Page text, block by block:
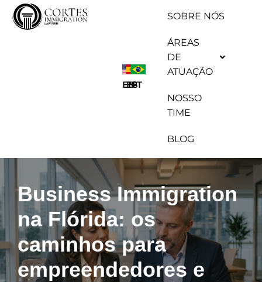
Pular
SOBRE NÓS
ÁREAS
DE
ATUAÇÃO
NOSSO
TIME
BLOG
EN
ESPT
Business Immigration
na Flórida: os
caminhos para
empreendedores e